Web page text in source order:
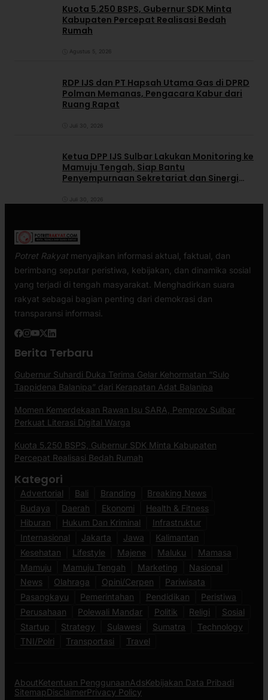
Kuota 5.250 BSPS, Gubernur SDK Minta
Kabupaten Percepat Realisasi Bedah
Rumah
Agustus 5, 2026
RDP IJS dan PT Hapsah Utama Gas di DPRD
Polman Memanas, Pengacara Kabur dari
Ruang Rapat
Juli 30, 2026
Ketua DPP IJS Sulbar Lakukan Monitoring ke
Mamuju Tengah, Siap Bantu
Penyempurnaan Sekretariat dan Sinergi
Juli 30, 2026
Potret Rakyatmenyajikan informasi aktual, faktual, dan
berimbang seputar peristiwa, kebijakan, dan dinamika sosial
yang terjadi di tengah masyarakat. Menghadirkan suara
rakyat sebagai bagian penting dari demokrasi dan
transparansi informasi.
Berita Terbaru
Gubernur Suhardi Duka Terima Gelar Kehormatan “Sulo
Tappidena Balanipa” dari Kerapatan Adat Balanipa
Momen Kemerdekaan Rawan Isu SARA, Pemprov Sulbar
Perkuat Literasi Digital Warga
Kuota 5.250 BSPS, Gubernur SDK Minta Kabupaten
Percepat Realisasi Bedah Rumah
Kategori
Advertorial Bali Branding
Breaking News
Budaya
Daerah Ekonomi
Health & Fitness
Hiburan
Hukum Dan Kriminal
Infrastruktur
Internasional
Jakarta Jawa
Kalimantan
Kesehatan
Lifestyle Majene Maluku
Mamasa
Mamuju
Mamuju Tengah Marketing
Nasional
News
Olahraga Opini/Cerpen
Pariwisata
Pasangkayu
Pemerintahan Pendidikan
Peristiwa
Perusahaan
Polewali Mandar Politik Religi
Sosial
Startup
Strategy Sulawesi Sumatra
Technology
TNI/Polri
Transportasi Travel
AboutKetentuan PenggunaanAdsKebijakan Data Pribadi
SitemapDisclaimerPrivacy Policy